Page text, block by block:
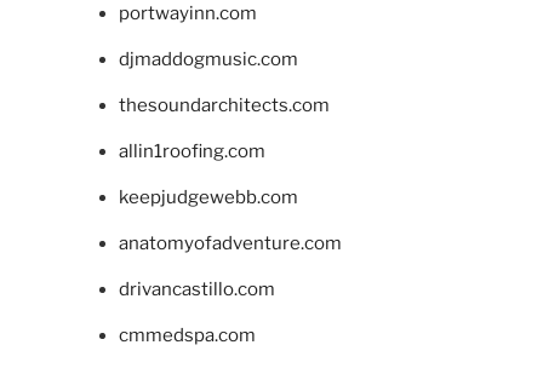
portwayinn.com
djmaddogmusic.com
thesoundarchitects.com
allin1roofing.com
keepjudgewebb.com
anatomyofadventure.com
drivancastillo.com
cmmedspa.com